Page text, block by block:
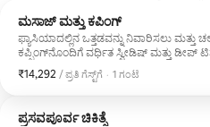
ಮಸಾಜ್ ಮತ್ತು ಕಪಿಂಗ್
ಫ್ಯಾಸಿಯಾದಲ್ಲಿನ ಒತ್ತಡವನ್ನು ನಿವಾರಿಸಲು ಮತ್ತು
ಕಪ್ಪಿಂಗ್‌ನೊಂದಿಗೆ ವರ್ಧಿತ ಸ್ವೀಡಿಷ್ ಮತ್ತು ಡೀಪ್
₹14,292 ‌/ ಪ್ರತಿ ಗೆಸ್ಟ್‌ಗೆ
ಪ್ರತಿ ಗೆಸ್ಟ್‌ಗೆ ₹14,292
, · 1 ಗಂಟೆ
ಪ್ರಸವಪೂರ್ವ ಚಿಕಿತ್ಸೆ